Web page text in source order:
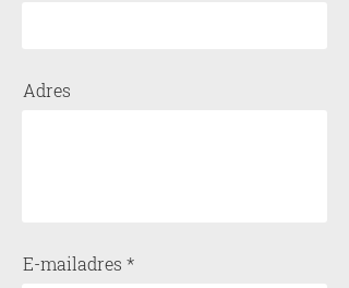
Adres
E-mailadres